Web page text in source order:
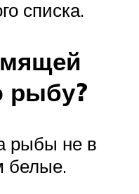
списка.
рыбу?
рыбы не в
белые.